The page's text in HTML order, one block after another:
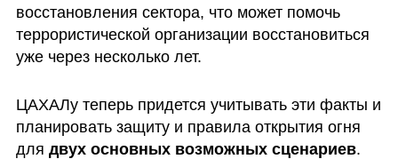
восстановления сектора, что может помочь
террористической организации восстановиться
уже через несколько лет.
ЦАХАЛу теперь придется учитывать эти факты и
планировать защиту и правила открытия огня
для двух основных возможных сценариев.